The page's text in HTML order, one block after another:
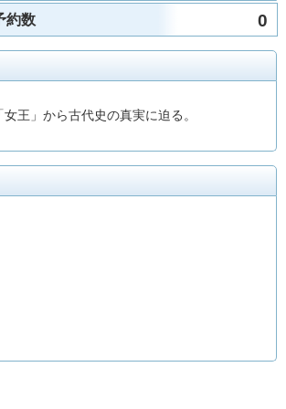
約数 0
王」から古代史の真実に迫る。